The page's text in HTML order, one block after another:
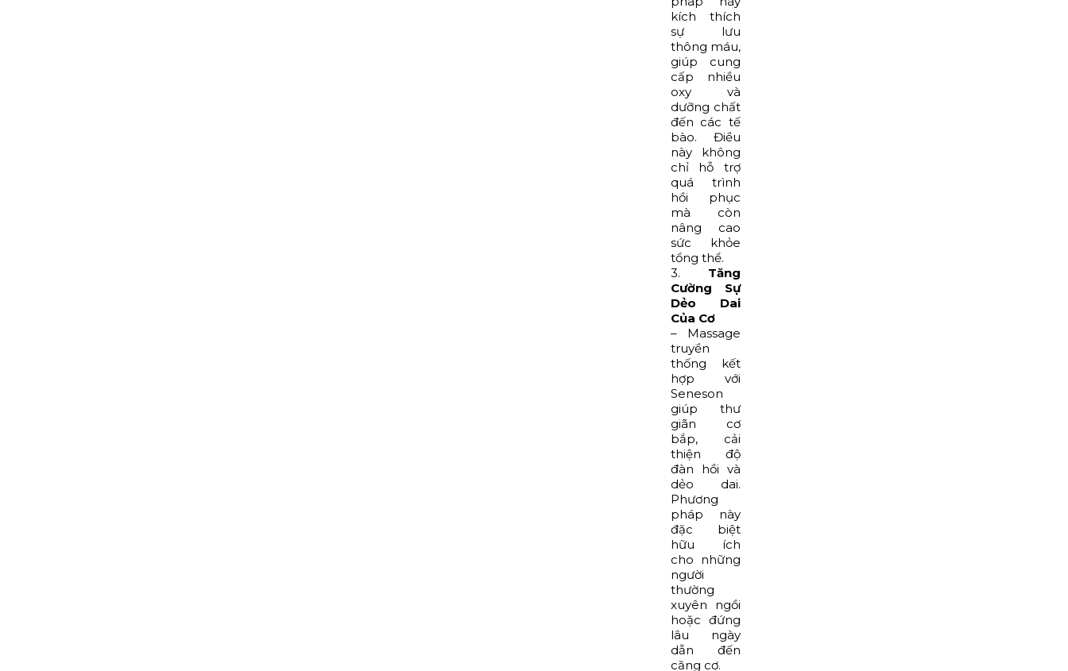
kích thích
sự lưu
thông máu,
giúp cung
cấp nhiều
oxy và
dưỡng chất
đến các tế
bào. Điều
này không
chỉ hỗ trợ
quá trình
hồi phục
mà còn
nâng cao
sức khỏe
tổng thể.
3. Tăng
Cường Sự
Dẻo Dai
Của Cơ
– Massage
truyền
thống kết
hợp với
Seneson
giúp thư
giãn cơ
bắp, cải
thiện độ
đàn hồi và
dẻo dai.
Phương
pháp này
đặc biệt
hữu ích
cho những
người
thường
xuyên ngồi
hoặc đứng
lâu ngày
dẫn đến
căng cơ.